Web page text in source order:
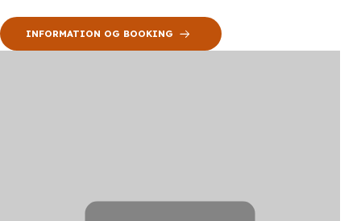
INFORMATION OG BOOKING